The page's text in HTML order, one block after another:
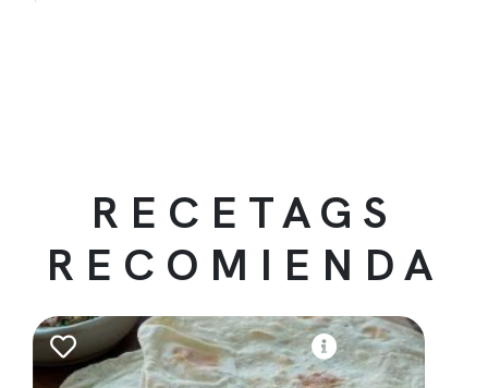
RECETAGS
RECOMIENDA